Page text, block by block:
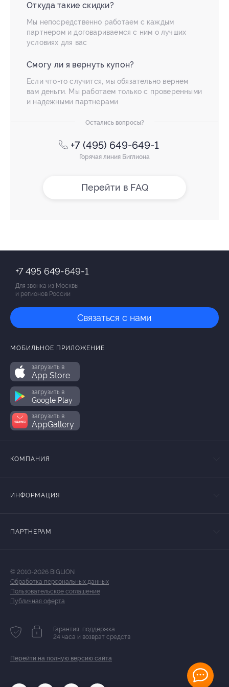
Откуда такие скидки?
Мы непосредственно работаем с каждым
партнером и договариваемся с ним о лучших
условиях для вас
Смогу ли я вернуть купон?
Если что-то случится, мы обязательно вернем
вам деньги. Мы работаем только с проверенными
и надежными партнерами
Остались вопросы?
+7 (495) 649-649-1
Горячая линия Биглиона
Перейти в FAQ
+7 495 649-649-1
Для звонка из Москвы
и регионов России
Связаться с нами
МОБИЛЬНОЕ ПРИЛОЖЕНИЕ
загрузить в
App Store
загрузить в
Google Play
загрузить в
AppGallery
КОМПАНИЯ
ИНФОРМАЦИЯ
ПАРТНЕРАМ
© 2010-2026 BIGLION
Обработка персональных данных
Пользовательское соглашение
Публичная оферта
Гарантия, поддержка
24 часа и возврат средств
Перейти на полную версию сайта